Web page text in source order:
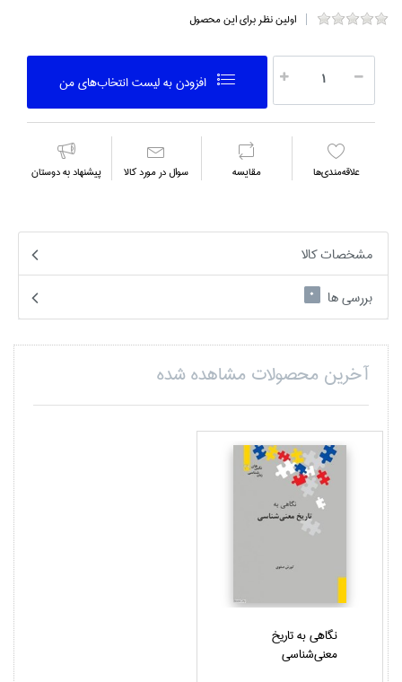
اولین نظر برای این محصول
افزودن به ليست انتخاب‌هاي من
علاقه‌مندي‌ها مقايسه سوال در مورد كالا پیشنهاد به دوستان
مشخصات کالا
بررسی ها
0
آخرین محصولات مشاهده شده
نگاهي به تاريخ
معني‌شناسي